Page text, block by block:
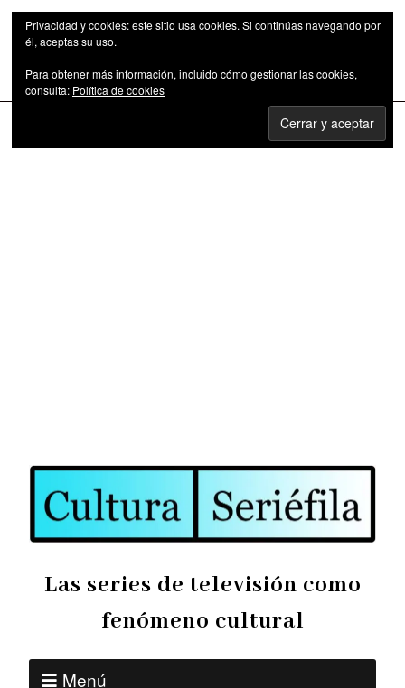
Las series de televisión como fenómeno cultural
Las series de televisión como
fenómeno cultural
Menú
Privacidad y cookies: este sitio usa cookies. Si continúas navegando por
él, aceptas su uso.
Para obtener más información, incluido cómo gestionar las cookies,
consulta: Política de cookies